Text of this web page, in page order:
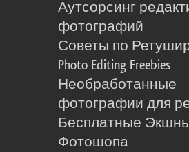
Аутсорсинг
фотографий
Советы по
Photo Editing Freebies
Необработанные
фотографии для
Бесплатные
Фотошопа